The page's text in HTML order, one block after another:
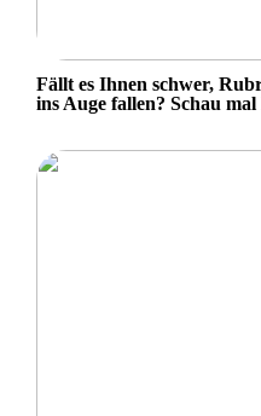
Fällt es Ihnen schwer,
ins Auge fallen? Schau